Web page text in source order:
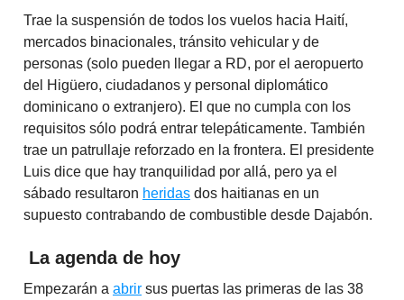
Trae la suspensión de todos los vuelos hacia Haití,
mercados binacionales, tránsito vehicular y de
personas (solo pueden llegar a RD, por el aeropuerto
del Higüero, ciudadanos y personal diplomático
dominicano o extranjero). El que no cumpla con los
requisitos sólo podrá entrar telepáticamente. También
trae un patrullaje reforzado en la frontera. El presidente
Luis dice que hay tranquilidad por allá, pero ya el
sábado resultaron heridas dos haitianas en un
supuesto contrabando de combustible desde Dajabón.
La agenda de hoy
Empezarán a abrir sus puertas las primeras ­de las 38